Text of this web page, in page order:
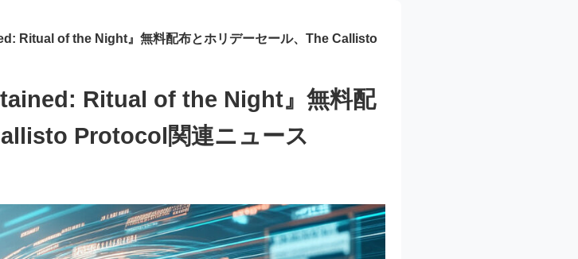
Ritual of the Night』無料配布とホリデーセール、The Callisto
Ritual of the Night』無料配
Protocol関連ニュース